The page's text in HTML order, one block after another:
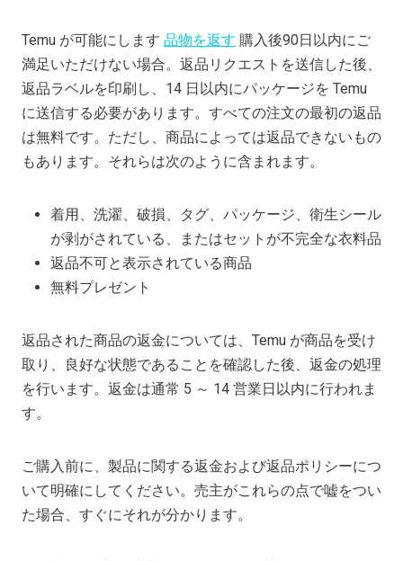
Temu が可能にします 品物を返す 購入後90日以内にご
満足いただけない場合。返品リクエストを送信した後、
返品ラベルを印刷し、14 日以内にパッケージを Temu
に送信する必要があります。すべての注文の最初の返品
は無料です。ただし、商品によっては返品できないもの
もあります。それらは次のように含まれます。
着用、洗濯、破損、タグ、パッケージ、衛生シール
が剥がされている、またはセットが不完全な衣料品
返品不可と表示されている商品
無料プレゼント
返品された商品の返金については、Temu が商品を受け
取り、良好な状態であることを確認した後、返金の処理
を行います。返金は通常 5 ～ 14 営業日以内に行われま
す。
ご購入前に、製品に関する返金および返品ポリシーにつ
いて明確にしてください。売主がこれらの点で嘘をつい
た場合、すぐにそれが分かります。